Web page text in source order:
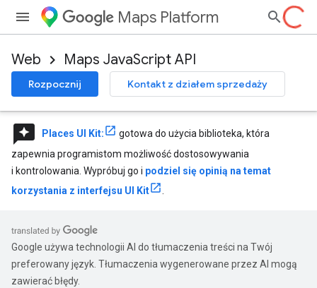
Maps Platform
Web Maps JavaScript API
Rozpocznij Kontakt z działem sprzedaży
reviews Places UI Kit:
gotowa do użycia biblioteka, która
zapewnia programistom możliwość dostosowywania
i kontrolowania. Wypróbuj go i podziel się opinią na temat
korzystania z interfejsu UI Kit
.
Google używa technologii AI do tłumaczenia treści na Twój
preferowany język. Tłumaczenia wygenerowane przez AI mogą
zawierać błędy.